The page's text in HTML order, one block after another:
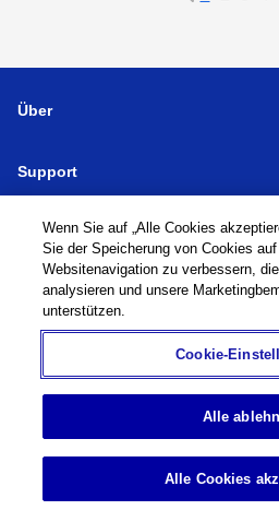
Über
Support
Verbindungen
Werkzeugmaschinen Globales Netzwerk
Nutzungsbedingungen
Wenn Sie auf „Alle Cookies
Sie der Speicherung von Cookies
Websitenavigation zu verbessern,
analysieren und unsere
unterstützen.
Cookie-
Alle
Alle Cookies